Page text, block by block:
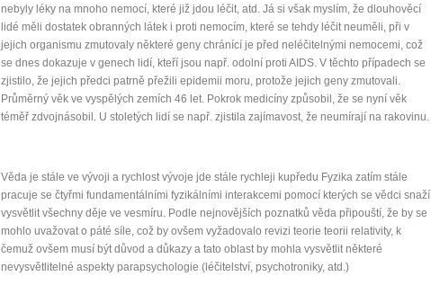
nebyly léky na mnoho nemocí, které již jdou léčit, atd. Já si však myslím, že dlouhověcí
lidé měli dostatek obranných látek i proti nemocím, které se tehdy léčit neuměli, při v
jejich organismu zmutovaly některé geny chránící je před neléčitelnými nemocemi, což
se dnes dokazuje v genech lidí, kteří jsou např. odolní proti AIDS. V těchto případech se
zjistilo, že jejich předci patrně přežili epidemii moru, protože jejich geny zmutovali.
Průměrný věk ve vyspělých zemích 46 let. Pokrok medicíny způsobil, že se nyní věk
téměř zdvojnásobil. U stoletých lidí se např. zjistila zajímavost, že neumírají na rakovinu.
Věda je stále ve vývoji a rychlost vývoje jde stále rychleji kupředu Fyzika zatím stále
pracuje se čtyřmi fundamentálními fyzikálními interakcemi pomocí kterých se vědci snaží
vysvětlit všechny děje ve vesmíru. Podle nejnovějších poznatků věda připouští, že by se
mohlo uvažovat o páté síle, což by ovšem vyžadovalo revizi teorie teorii relativity, k
čemuž ovšem musí být důvod a důkazy a tato oblast by mohla vysvětlit některé
nevysvětlitelné aspekty parapsychologie (léčitelství, psychotroniky, atd.)